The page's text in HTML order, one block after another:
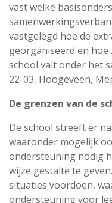
vast welke
vastgelegd hoe de
georganiseerd en hoe
school valt onder het
22-03, Hoogeveen,
De grenzen van de
De school streeft er
waaronder mogelijk
ondersteuning nodig
wijze gestalte te
situaties voordoen,
ondersteuning voor